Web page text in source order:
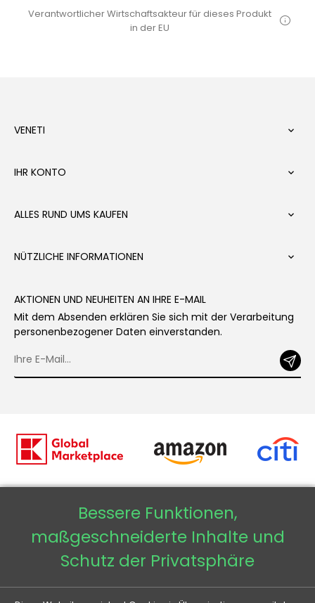
Verantwortlicher Wirtschaftsakteur für dieses Produkt
in der EU
VENETI 
IHR KONTO 
ALLES RUND UMS KAUFEN 
NÜTZLICHE INFORMATIONEN 
AKTIONEN UND NEUHEITEN AN IHRE E-MAIL
Mit dem Absenden erklären Sie sich mit der Verarbeitung
personenbezogener Daten einverstanden.
Copyright © 2026 - Veneti™
Veneti DE
Bessere Funktionen,
maßgeschneiderte Inhalte und
Schutz der Privatsphäre